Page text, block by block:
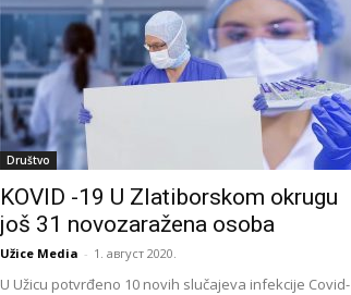
Društvo
KOVID -19 U Zlatiborskom okrugu
još 31 novozaražena osoba
Užice Media - 1. август 2020.
U Užicu potvrđeno 10 novih slučajeva infekcije Covid-